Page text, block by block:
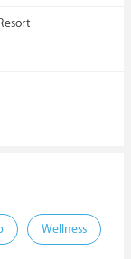
Wellness